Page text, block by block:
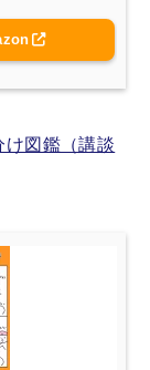
け図鑑（講談